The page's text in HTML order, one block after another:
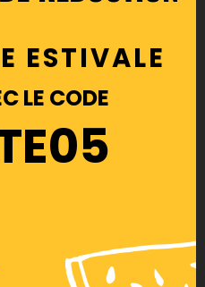
ESTIVALE
LE CODE